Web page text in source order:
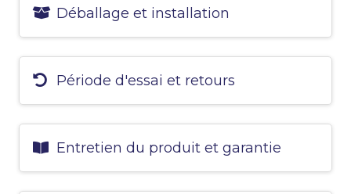
Déballage et installation
Période d'essai et retours
Entretien du produit et garantie